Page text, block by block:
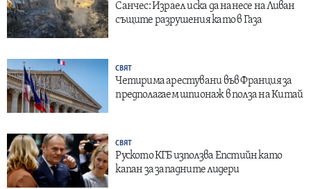
Санчес: Израел иска да нанесе на Ливан
същите разрушения като в Газа
СВЯТ
Четирима арестувани във Франция за
предполагаем шпионаж в полза на Китай
СВЯТ
Руското КГБ използва Епстийн като
капан за западните лидери